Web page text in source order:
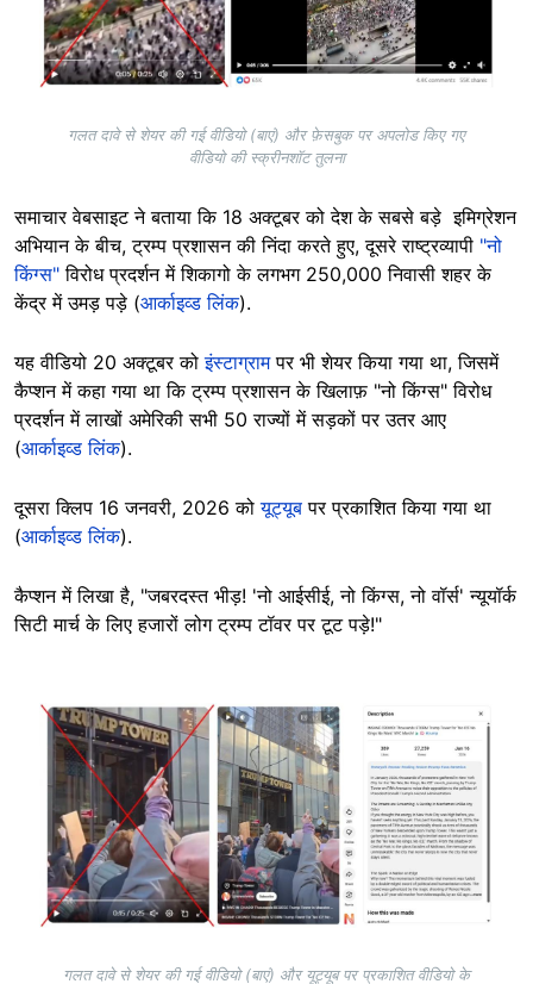
गलत दावे से शेयर की गई वीडियो (बाएं) और फ़ेसबुक पर अपलोड किए गए
वीडियो की स्क्रीनशॉट तुलना
समाचार वेबसाइट ने बताया कि 18 अक्टूबर को देश के सबसे बड़े इमिग्रेशन
अभियान के बीच, ट्रम्प प्रशासन की निंदा करते हुए, दूसरे राष्ट्रव्यापी "नो
किंग्स" विरोध प्रदर्शन में शिकागो के लगभग 250,000 निवासी शहर के
केंद्र में उमड़ पड़े (आर्काइव्ड लिंक).
यह वीडियो 20 अक्टूबर कोइंस्टाग्रामपर भी शेयर किया गया था, जिसमें
कैप्शन में कहा गया था कि ट्रम्प प्रशासन के खिलाफ़ "नो किंग्स" विरोध
प्रदर्शन में लाखों अमेरिकी सभी 50 राज्यों में सड़कों पर उतर आए
(आर्काइव्ड लिंक).
दूसरा क्लिप 16 जनवरी, 2026 कोयूट्यूब पर प्रकाशित किया गया था
(आर्काइव्ड लिंक).
कैप्शन में लिखा है, "जबरदस्त भीड़! 'नो आईसीई, नो किंग्स, नो वॉर्स' न्यूयॉर्क
सिटी मार्च के लिए हजारों लोग ट्रम्प टॉवर पर टूट पड़े!"
Image
गलत दावे से शेयर की गई वीडियो (बाएं) और यूट्यूब पर प्रकाशित वीडियो के